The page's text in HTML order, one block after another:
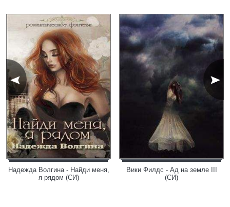
Надежда Волгина - Найди меня,
я рядом (СИ)
Вики Филдс - Ад на земле III
(СИ)